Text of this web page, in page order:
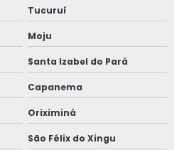
Tucuruí
Moju
Santa Izabel do Pará
Capanema
Oriximiná
São Félix do Xingu